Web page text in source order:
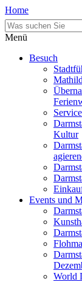
Home
Menü
Besuch
Service
Kultur
Events und
World